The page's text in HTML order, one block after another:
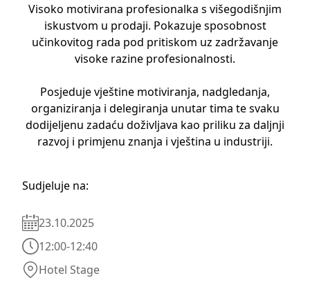
Visoko motivirana profesionalka s višegodišnjim
iskustvom u prodaji. Pokazuje sposobnost
učinkovitog rada pod pritiskom uz zadržavanje
visoke razine profesionalnosti.
Posjeduje vještine motiviranja, nadgledanja,
organiziranja i delegiranja unutar tima te svaku
dodijeljenu zadaću doživljava kao priliku za daljnji
razvoj i primjenu znanja i vještina u industriji.
Sudjeluje na:
23.10.2025
12:00-12:40
Hotel Stage